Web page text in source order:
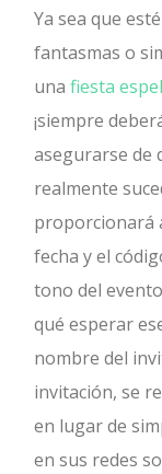
Ya sea que
fantasmas o
unafiesta
¡siempre
asegurarse de
realmente
proporcionará
fecha y el
tono del
qué esperar
nombre del
invitación, se
en lugar de
en sus redes